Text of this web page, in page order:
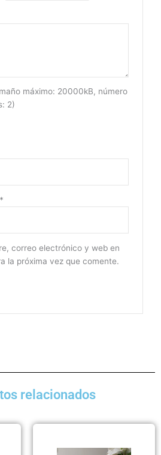
máximo: 20000kB, número
2)
*
correo electrónico y web en
la próxima vez que comente.
relacionados